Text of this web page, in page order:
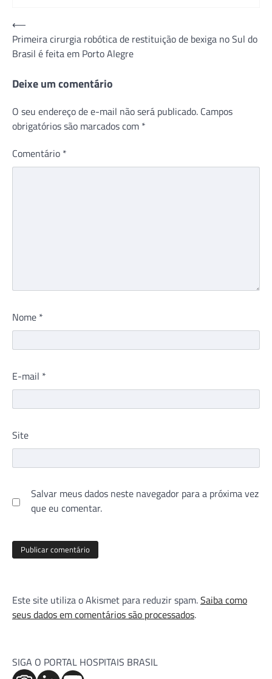
Navegação
de
Post
⟵
Primeira cirurgia robótica de restituição de bexiga no Sul do
Brasil é feita em Porto Alegre
Deixe um comentário
O seu endereço de e-mail não será publicado. Campos
obrigatórios são marcados com *
Comentário *
Nome *
E-mail *
Site
Salvar meus dados neste navegador para a próxima vez
que eu comentar.
Este site utiliza o Akismet para reduzir spam.Saiba como
seus dados em comentários são processados.
SIGA O PORTAL HOSPITAIS BRASIL